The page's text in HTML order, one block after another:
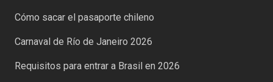
Cómo sacar el pasaporte chileno
Carnaval de Río de Janeiro 2026
Requisitos para entrar a Brasil en 2026